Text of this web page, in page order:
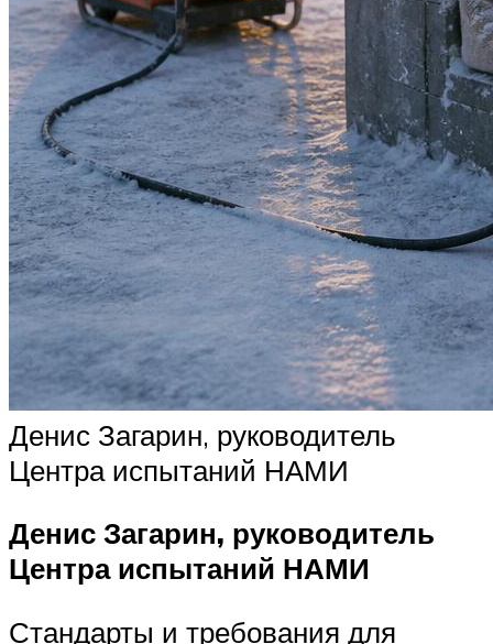
Денис Загарин, руководитель
Центра испытаний НАМИ
Денис Загарин, руководитель
Центра испытаний НАМИ
Стандарты и требования для